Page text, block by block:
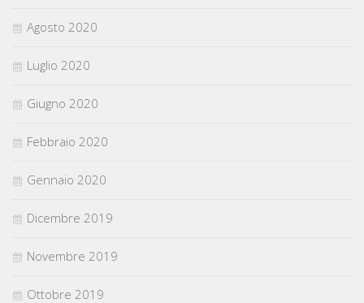
Agosto 2020
Luglio 2020
Giugno 2020
Febbraio 2020
Gennaio 2020
Dicembre 2019
Novembre 2019
Ottobre 2019